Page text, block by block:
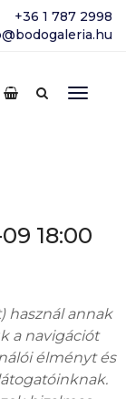
+36 1 787 2998
18:00
használ annak
a navigációt
élményt és